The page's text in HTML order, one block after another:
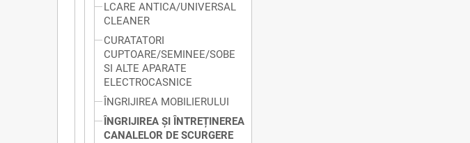
LCARE ANTICA/UNIVERSAL
CLEANER
CURATATORI
CUPTOARE/SEMINEE/SOBE
SI ALTE APARATE
ELECTROCASNICE
ÎNGRIJIREA MOBILIERULUI
ÎNGRIJIREA ȘI ÎNTREȚINEREA
CANALELOR DE SCURGERE